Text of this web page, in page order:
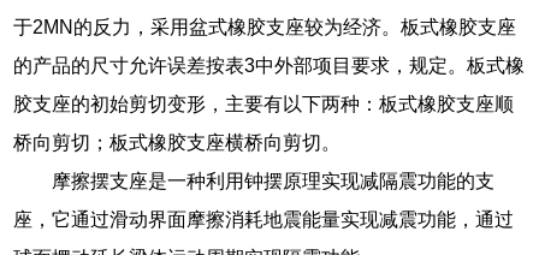
于2MN的反力，采用盆式橡胶支座较为经济。板式橡胶支座
的产品的尺寸允许误差按表3中外部项目要求，规定。板式橡
胶支座的初始剪切变形，主要有以下两种：板式橡胶支座顺
桥向剪切；板式橡胶支座横桥向剪切。
摩擦摆支座是一种利用钟摆原理实现减隔震功能的支
座，它通过滑动界面摩擦消耗地震能量实现减震功能，通过